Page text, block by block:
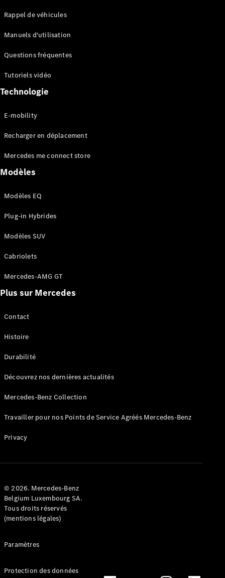
Rappel de véhicules
Manuels d'utilisation
Questions fréquentes
Tutoriels vidéo
Technologie
E-mobility
Recharger en déplacement
Mercedes me connect store
Modèles
Modèles EQ
Plug-in Hybrides
Modèles SUV
Cabriolets
Mercedes-AMG GT
Plus sur Mercedes
Contact
Histoire
Durabilité
Découvrez nos dernières actualités
Mercedes-Benz Collection
Travailler pour nos Points de Service Agréés Mercedes-Benz
Privacy
© 2026. Mercedes-Benz
Belgium Luxembourg SA.
Tous droits réservés
(mentions légales)
Paramètres
Protection des données